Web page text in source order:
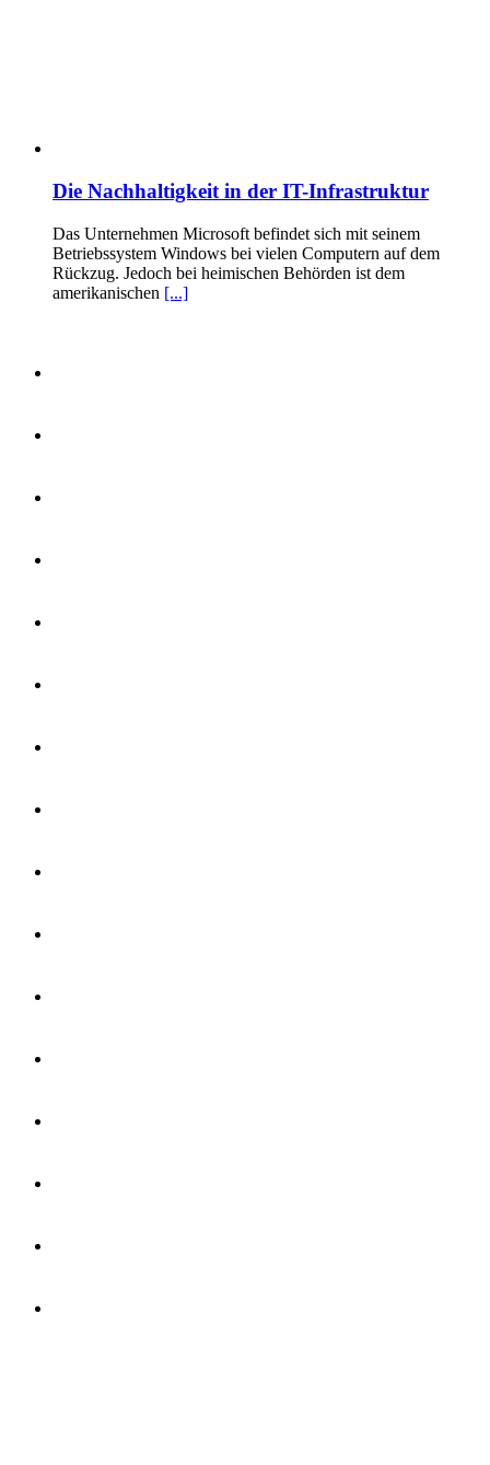
Die Nachhaltigkeit in der IT-Infrastruktur
Das Unternehmen Microsoft befindet sich mit seinem
Betriebssystem Windows bei vielen Computern auf dem
Rückzug. Jedoch bei heimischen Behörden ist dem
amerikanischen [...]